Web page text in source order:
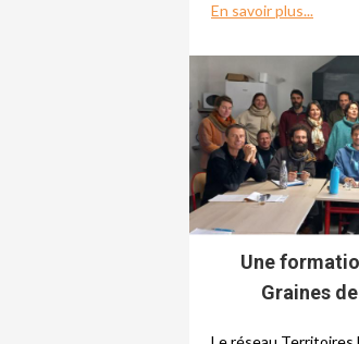
En savoir plus...
Une
Graines